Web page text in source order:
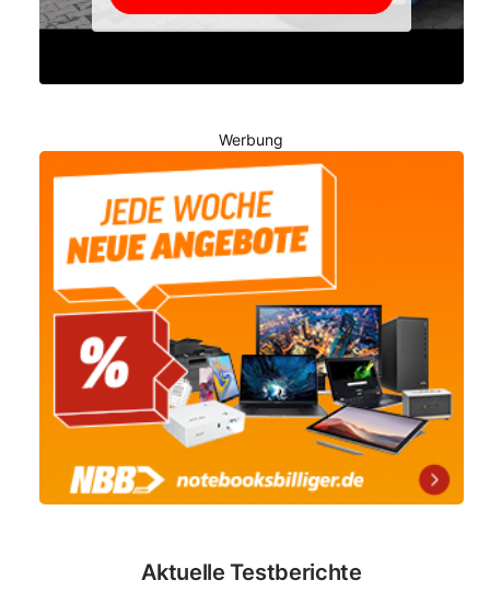
Werbung
Aktuelle Testberichte